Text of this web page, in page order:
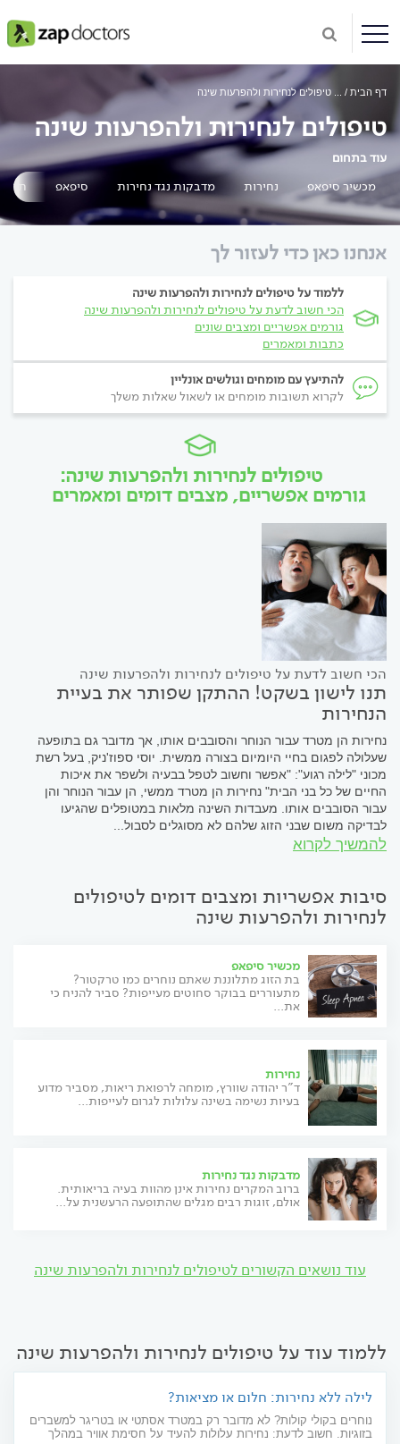
דף הבית טיפולים לנחירות ולהפרעות שינה
טיפולים לנחירות ולהפרעות שינה
עוד בתחום
מכשיר סיפאפ
נחירות מדבקות נגד נחירות סיפאפ
אנחנו כאן כדי לעזור לך
ללמוד על טיפולים לנחירות ולהפרעות שינה
הכי חשוב לדעת על טיפולים לנחירות ולהפרעות שינה
גורמים אפשריים ומצבים שונים
כתבות ומאמרים
להתיעץ עם מומחים וגולשים אונליין
לקרוא תשובות מומחים או לשאול שאלות משלך
טיפולים לנחירות ולהפרעות שינה:
גורמים אפשריים, מצבים דומים ומאמרים
הכי חשוב לדעת על טיפולים לנחירות ולהפרעות שינה
תנו לישון בשקט! ההתקן שפותר את בעיית
הנחירות
נחירות הן מטרד עבור הנוחר והסובבים אותו, אך מדובר גם בתופעה
שעלולה לפגום בחיי היומיום בצורה ממשית. יוסי ספוז'ניק, בעל רשת
מכוני "לילה רגוע": "אפשר וחשוב לטפל בבעיה ולשפר את איכות
החיים של כל בני הבית" נחירות הן מטרד ממשי, הן עבור הנוחר והן
עבור הסובבים אותו. מעבדות השינה מלאות במטופלים שהגיעו
לבדיקה משום שבני הזוג שלהם לא מסוגלים לסבול...
להמשיך לקרוא
סיבות אפשריות ומצבים דומים לטיפולים
לנחירות ולהפרעות שינה
מכשיר סיפאפ
בת הזוג מתלוננת שאתם נוחרים כמו טרקטור?
מתעוררים בבוקר סחוטים מעייפות? סביר להניח כי
את...
נחירות
ד"ר יהודה שוורץ, מומחה לרפואת ריאות, מסביר מדוע
בעיות נשימה בשינה עלולות לגרום לעייפות...
מדבקות נגד נחירות
ברוב המקרים נחירות אינן מהוות בעיה בריאותית.
אולם, זוגות רבים מגלים שהתופעה הרעשנית על...
עוד נושאים הקשורים לטיפולים לנחירות ולהפרעות שינה
ללמוד עוד על טיפולים לנחירות ולהפרעות שינה
לילה ללא נחירות: חלום או מציאות?
נוחרים בקולי קולות? לא מדובר רק במטרד אסתטי או בטריגר למשברים
בזוגיות. חשוב לדעת: נחירות עלולות להעיד על חסימת אוויר במהלך